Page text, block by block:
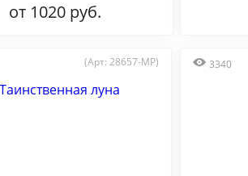
от 1020 руб.
(Арт: 28657-MP) 3340